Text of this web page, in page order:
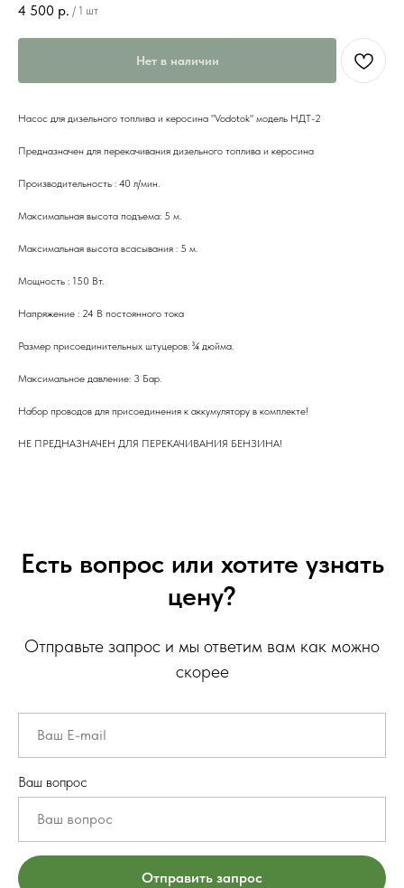
4 500 р. / 1 шт
Нет в наличии
Насос для дизельного топлива и керосина "Vodotok" модель НДТ-2
Предназначен для перекачивания дизельного топлива и керосина
Производительность : 40 л/мин.
Максимальная высота подъема: 5 м.
Максимальная высота всасывания : 5 м.
Мощность : 150 Вт.
Напряжение : 24 В постоянного тока
Размер присоединительных штуцеров: ¾ дюйма.
Максимальное давление: 3 Бар.
Набор проводов для присоединения к аккумулятору в комплекте!
НЕ ПРЕДНАЗНАЧЕН ДЛЯ ПЕРЕКАЧИВАНИЯ БЕНЗИНА!
Есть вопрос или хотите узнать
цену?
Отправьте запрос и мы ответим вам как можно
скорее
Ваш вопрос
Отправить запрос